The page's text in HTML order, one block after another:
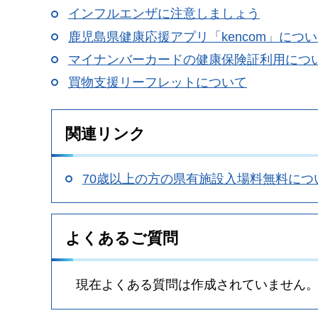
インフルエンザに注意しましょう
鹿児島県健康応援アプリ「kencom」につ
マイナンバーカードの健康保険証利用につ
買物支援リーフレットについて
関連リンク
70歳以上の方の県有施設入場料無料につ
よくあるご質問
現在よくある質問は作成されていません。